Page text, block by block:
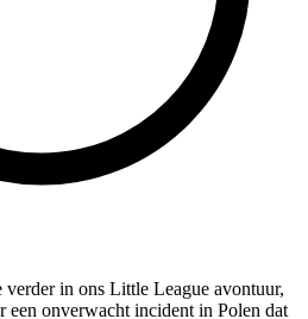
in ons Little League avontuur,
een onverwacht incident in Polen dat